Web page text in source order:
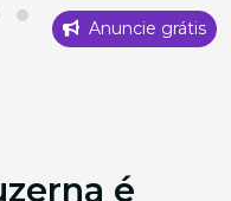
Anuncie grátis
é